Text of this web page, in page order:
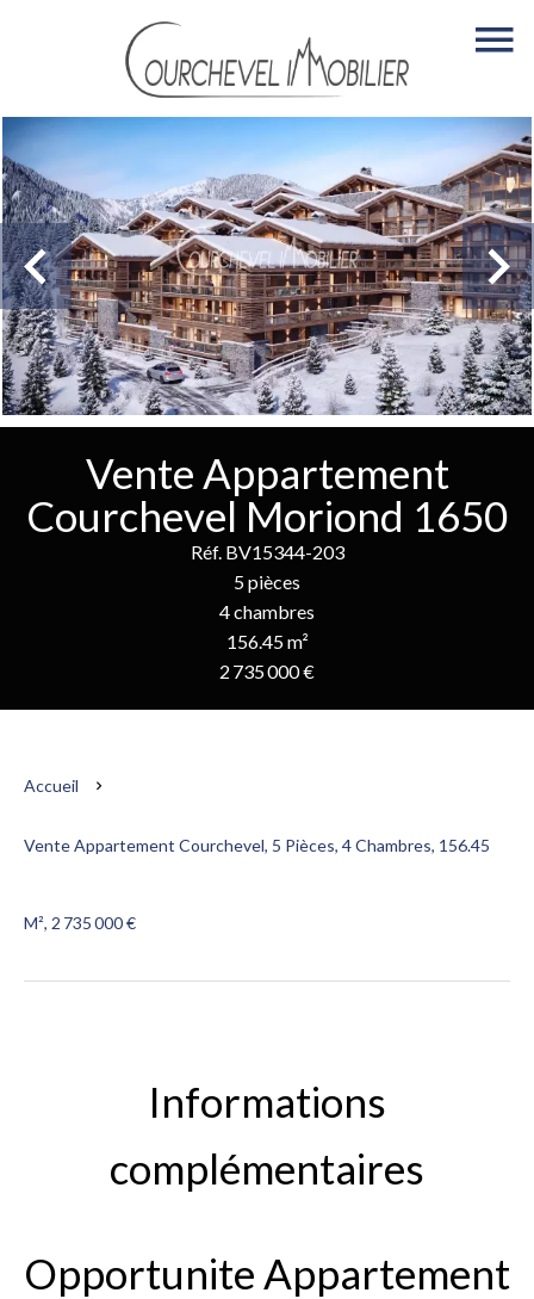
Vente Appartement
Courchevel Moriond 1650
Réf. BV15344-203
5 pièces
4 chambres
156.45 m²
2 735 000 €
Accueil
Vente Appartement Courchevel, 5 Pièces, 4 Chambres, 156.45
M², 2 735 000 €
Informations
complémentaires
Opportunite Appartement